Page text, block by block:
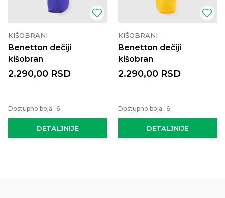
KIŠOBRANI
Benetton dečiji
kišobran
DETALJNIJE
2.290,00 RSD
Dostupno boja: 6
KIŠOBRANI
Benetton dečiji
kišobran
DETALJNIJE
2.290,00 RSD
Dostupno boja: 6